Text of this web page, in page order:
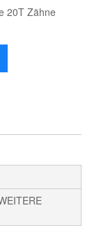
20T Zähne